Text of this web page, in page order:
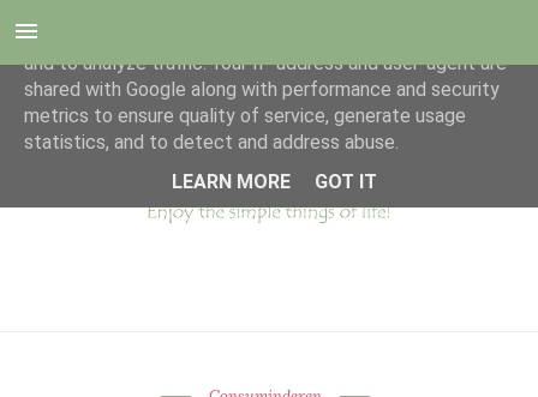
This site uses cookies from Google to deliver its services
and to analyze traffic. Your IP address and user-agent are
shared with Google along with performance and security
metrics to ensure quality of service, generate usage
statistics, and to detect and address abuse.
LEARN MORE
GOT IT